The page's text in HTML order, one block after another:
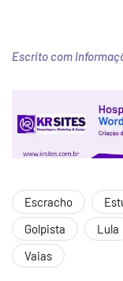
Escrito com
Escracho
Golpista
Lula
Vaias